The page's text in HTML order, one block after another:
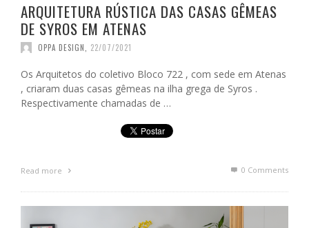
ARQUITETURA RÚSTICA DAS CASAS GÊMEAS
DE SYROS EM ATENAS
OPPA DESIGN 22/07/2021
Os Arquitetos do coletivo Bloco 722 , com sede em Atenas
, criaram duas casas gêmeas na ilha grega de Syros .
Respectivamente chamadas de …
Read more 0 Comments